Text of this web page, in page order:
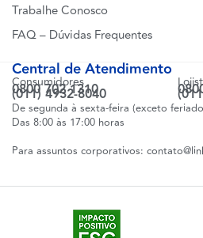
Trabalhe Conosco
FAQ – Dúvidas Frequentes
Central de Atendimento
Consumidores
0800 702 1310
(011) 4932-8040
De segunda à sexta-feira (exceto
Das 8:00 às 17:00 horas
Para assuntos corporativos: